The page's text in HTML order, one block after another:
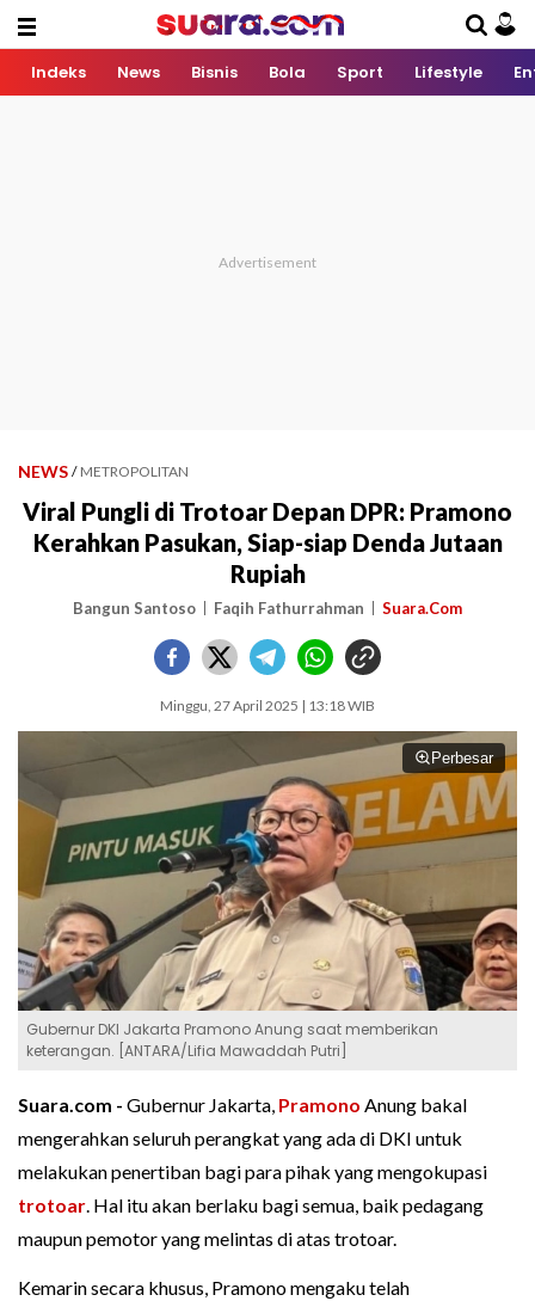
Indeks News Bisnis Bola Sport Lifestyle
NEWS / METROPOLITAN
Viral Pungli di Trotoar Depan DPR: Pramono
Kerahkan Pasukan, Siap-siap Denda Jutaan
Rupiah
Bangun Santoso Faqih Fathurrahman Suara.Com
Minggu, 27 April 2025 | 13:18 WIB
Perbesar
Gubernur DKI Jakarta Pramono Anung saat memberikan
keterangan. [ANTARA/Lifia Mawaddah Putri]
Suara.com - Gubernur Jakarta, Pramono Anung bakal
mengerahkan seluruh perangkat yang ada di DKI untuk
melakukan penertiban bagi para pihak yang mengokupasi
trotoar. Hal itu akan berlaku bagi semua, baik pedagang
maupun pemotor yang melintas di atas trotoar.
Kemarin secara khusus, Pramono mengaku telah